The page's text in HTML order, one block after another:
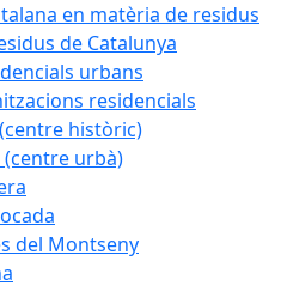
en matèria de residus
de Catalunya
urbans
residencials
històric)
(centre urbà)
del Montseny